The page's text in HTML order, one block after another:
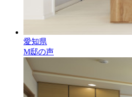
愛知県
M邸の声